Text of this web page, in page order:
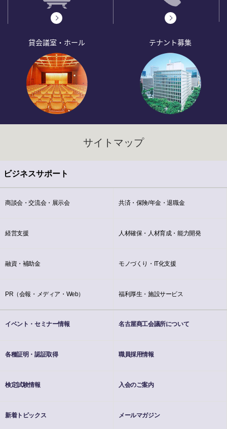
貸会議室・ホール テナント募集
サイトマップ
ビジネスサポート
商談会・交流会・展示会
経営支援
融資・補助金
PR（会報・メディア・Web）
共済・保険/年金・退職金
人材確保・人材育成・能力開発
モノづくり・IT化支援
福利厚生・施設サービス
イベント・セミナー情報
各種証明・認証取得
検定試験情報
新着トピックス
名古屋商工会議所について
職員採用情報
入会のご案内
メールマガジン